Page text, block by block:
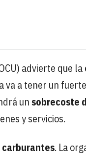
advierte que la
va a tener un
un sobrecoste
y servicios.
carburantes. La